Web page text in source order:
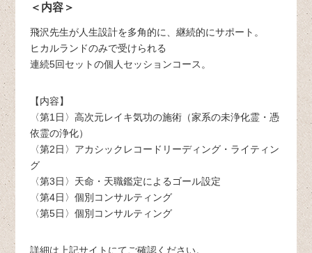
＜内容＞
飛沢先生が人生設計を多角的に、継続的にサポート。
ヒカルランドのみで受けられる
連続5回セットの個人セッションコース。
【内容】
〈第1日〉高次元レイキ気功の施術（家系の未浄化霊・憑
依霊の浄化）
〈第2日〉アカシックレコードリーディング・ライティン
グ
〈第3日〉天命・天職鑑定によるゴール設定
〈第4日〉個別コンサルティング
〈第5日〉個別コンサルティング
詳細は上記サイトにてご確認ください。